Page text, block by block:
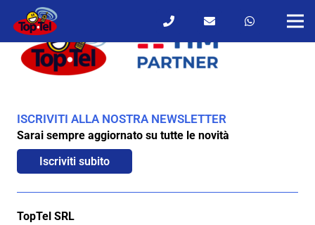
ISCRIVITI ALLA NOSTRA NEWSLETTER
Sarai sempre aggiornato su tutte le novità
Iscriviti subito
TopTel SRL